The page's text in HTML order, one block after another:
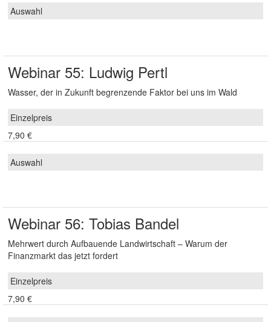
Webinar 55: Ludwig Pertl
Wasser, der in Zukunft begrenzende Faktor bei uns im Wald
7,90 €
Webinar 56: Tobias Bandel
Mehrwert durch Aufbauende Landwirtschaft – Warum der
Finanzmarkt das jetzt fordert
7,90 €